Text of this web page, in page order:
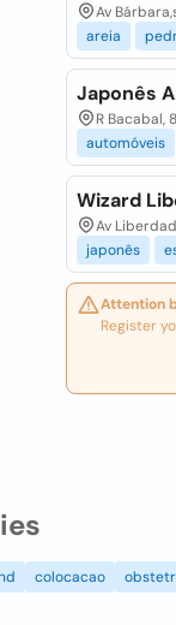
Av
areia
Japonês
R Bacabal,
automóveis
Wizard
Av
japonês
Attention
Register
colocacao